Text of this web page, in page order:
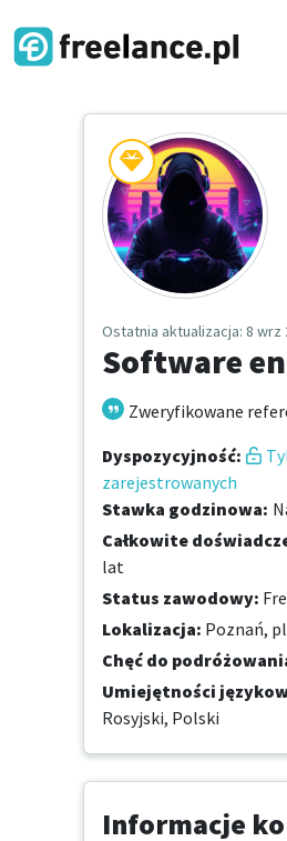
Ostatnia aktualizacja: 8 wrz
Software
Zweryfikowane
Dyspozycyjność:
zarejestrowanych
Stawka godzinowa:
Całkowite
lat
Status zawodowy:
Lokalizacja: Poznań, pl
Chęć do
Umiejętności
Rosyjski, Polski
Informacje